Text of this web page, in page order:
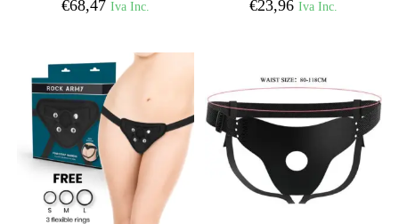
€68,47 Iva Inc. €23,96 Iva Inc.